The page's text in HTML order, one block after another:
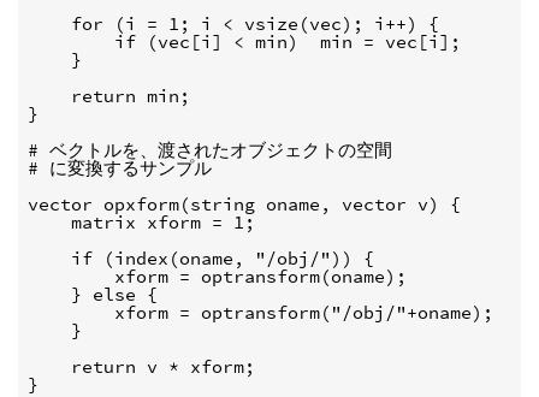
    for (i = 1; i < vsize(vec); i++) {
        if (vec[i] < min)  min = vec[i];
    }
    return min;
}
# ベクトルを、渡されたオブジェクトの空間
# に変換するサンプル
vector opxform(string oname, vector v) {
    matrix xform = 1;
    if (index(oname, "/obj/")) {
        xform = optransform(oname);
    } else {
        xform = optransform("/obj/"+oname);
    }
    return v * xform;
}